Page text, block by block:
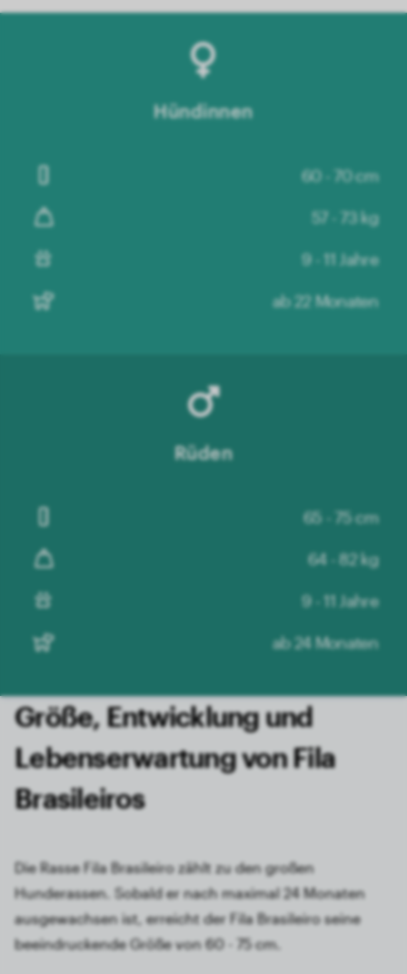
Hündinnen
60 - 70 cm
57 - 73 kg
9 - 11 Jahre
ab 22 Monaten
Rüden
65 - 75 cm
64 - 82 kg
9 - 11 Jahre
ab 24 Monaten
Größe, Entwicklung und
Lebens­erwartung von Fila
Brasileiros
Die Rasse Fila Brasileiro zählt zu den großen
Hunderassen. Sobald er nach maximal 24 Monaten
ausgewachsen ist, erreicht der Fila Brasileiro seine
beeindruckende Größe von 60 - 75 cm.